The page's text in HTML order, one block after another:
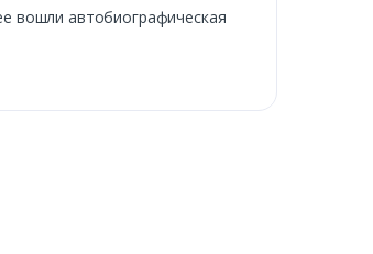
вошли автобиографическая